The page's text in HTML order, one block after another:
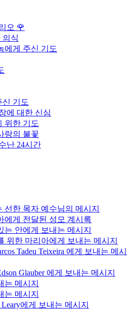
오 🌹
의식
에게 주신 기도
기도
에 대한 신심
위한 기도
랑의 불꽃
난 24시간
한 목자 예수님의 메시지
에게 전달된 성모 계시록
안에게 보내는 메시지
위한 마리아에게 보내는 메시지
Tadeu Teixeira 에게 보내는 메시
Glauber 에게 보내는 메시지
는 메시지
는 메시지
에게 보내는 메시지